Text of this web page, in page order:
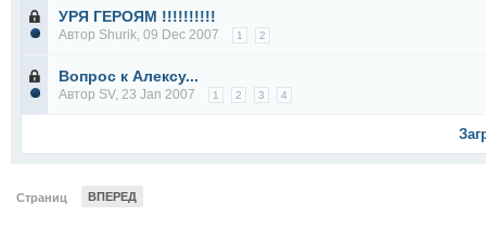
УРЯ ГЕРОЯМ !!!!!!!!!!
Автор Shurik, 09 Dec 2007 1 2
Вопрос к Алексу...
Автор SV, 23 Jan 2007 1 2 3 4
Страниц ВПЕРЕД